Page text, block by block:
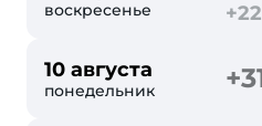
воскресенье
10 августа
понедельник